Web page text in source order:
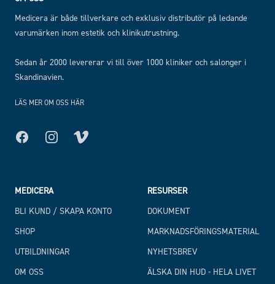
Medicera är både tillverkare och exklusiv distributör på ledande
varumärken inom estetik och klinikutrustning.
Sedan år 2000 levererar vi till över 1000 kliniker och salonger i
Skandinavien.
LÄS MER OM OSS HÄR
FacebookInstagram
MEDICERA
BLI KUND / SKAPA KONTO
SHOP
UTBILDNINGAR
OM OSS
RESURSER
DOKUMENT
MARKNADSFÖRINGSMATERIAL
NYHETSBREV
ÄLSKA DIN HUD - HELA LIVET